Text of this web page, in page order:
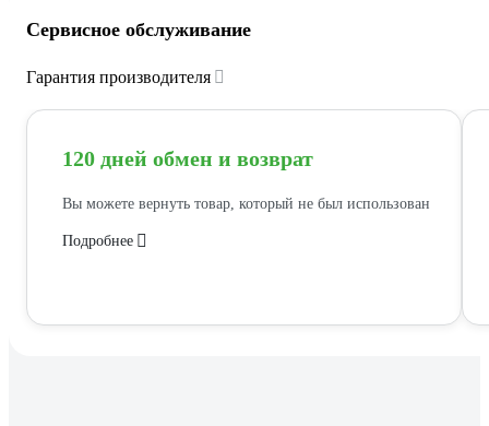
Сервисное обслуживание
Гарантия производителя
120 дней обмен и возврат
Вы можете вернуть товар, который не был использован
Подробнее